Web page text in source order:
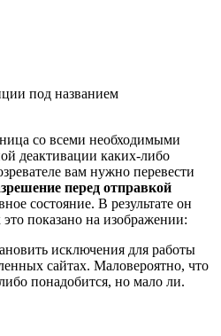
под названием
со всеми необходимыми
деактивации каких-либо
вам нужно перевести
перед отправкой
состояние. В результате он
показано на изображении:
исключения для работы
сайтах. Маловероятно, что
понадобится, но мало ли.